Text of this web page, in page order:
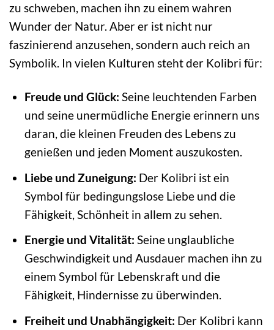
zu schweben, machen ihn zu einem wahren
Wunder der Natur. Aber er ist nicht nur
faszinierend anzusehen, sondern auch reich an
Symbolik. In vielen Kulturen steht der Kolibri für:
Freude und Glück: Seine leuchtenden Farben
und seine unermüdliche Energie erinnern uns
daran, die kleinen Freuden des Lebens zu
genießen und jeden Moment auszukosten.
Liebe und Zuneigung: Der Kolibri ist ein
Symbol für bedingungslose Liebe und die
Fähigkeit, Schönheit in allem zu sehen.
Energie und Vitalität: Seine unglaubliche
Geschwindigkeit und Ausdauer machen ihn zu
einem Symbol für Lebenskraft und die
Fähigkeit, Hindernisse zu überwinden.
Freiheit und Unabhängigkeit: Der Kolibri kann